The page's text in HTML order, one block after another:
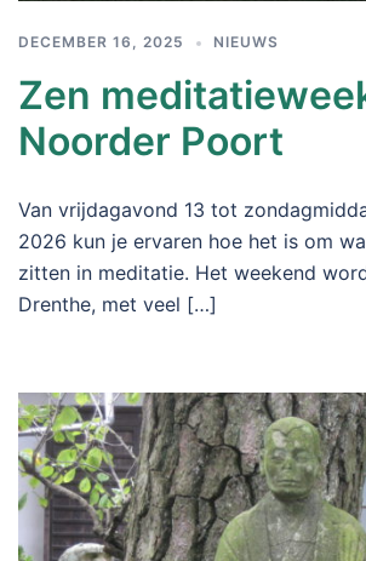
DECEMBER 16, 2025 NIEUWS
Zen
Noorder Poort
Van vrijdagavond 13 tot
2026 kun je ervaren hoe het is om
zitten in meditatie. Het weekend
Drenthe, met veel […]